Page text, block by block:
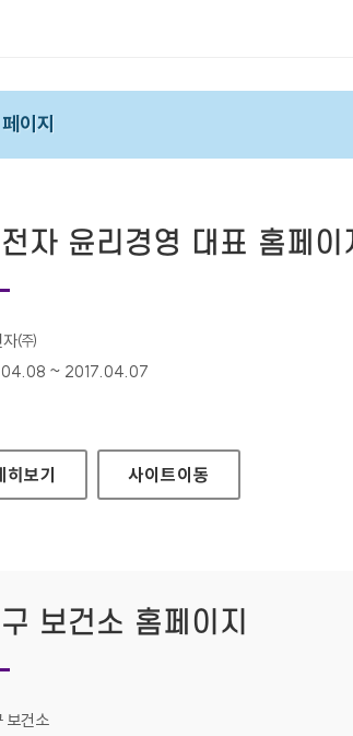
이지
자 윤리경영 대표 홈페이
:
자㈜
:
~ 2017.04.07
전자 윤리경영 대표 홈페이지
히보기 사이트이동
보건소 홈페이지
:보건소